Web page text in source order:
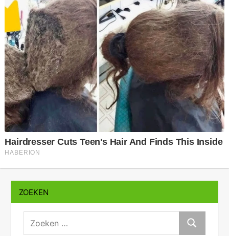
ZOEKEN
zoeken:
Zoeken